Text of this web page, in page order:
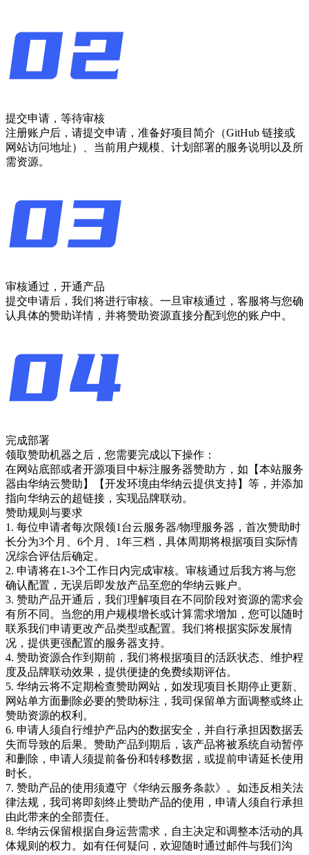
提交申请，等待审核
注册账户后，请提交申请，准备好项目简介（GitHub 链接或
网站访问地址）、当前用户规模、计划部署的服务说明以及所
需资源。
审核通过，开通产品
提交申请后，我们将进行审核。一旦审核通过，客服将与您确
认具体的赞助详情，并将赞助资源直接分配到您的账户中。
完成部署
领取赞助机器之后，您需要完成以下操作：
在网站底部或者开源项目中标注服务器赞助方，如【本站服务
器由华纳云赞助】【开发环境由华纳云提供支持】等，并添加
指向华纳云的超链接，实现品牌联动。
赞助规则与要求
1. 每位申请者每次限领1台云服务器/物理服务器，首次赞助时
长分为3个月、6个月、1年三档，具体周期将根据项目实际情
况综合评估后确定。
2. 申请将在1-3个工作日内完成审核。审核通过后我方将与您
确认配置，无误后即发放产品至您的华纳云账户。
3. 赞助产品开通后，我们理解项目在不同阶段对资源的需求会
有所不同。当您的用户规模增长或计算需求增加，您可以随时
联系我们申请更改产品类型或配置。我们将根据实际发展情
况，提供更强配置的服务器支持。
4. 赞助资源合作到期前，我们将根据项目的活跃状态、维护程
度及品牌联动效果，提供便捷的免费续期评估。
5. 华纳云将不定期检查赞助网站，如发现项目长期停止更新、
网站单方面删除必要的赞助标注，我司保留单方面调整或终止
赞助资源的权利。
6. 申请人须自行维护产品内的数据安全，并自行承担因数据丢
失而导致的后果。赞助产品到期后，该产品将被系统自动暂停
和删除，申请人须提前备份和转移数据，或提前申请延长使用
时长。
7. 赞助产品的使用须遵守 《华纳云服务条款》
。如违反相关法
律法规，我司将即刻终止赞助产品的使用，申请人须自行承担
由此带来的全部责任。
8. 华纳云保留根据自身运营需求，自主决定和调整本活动的具
体规则的权力。如有任何疑问，欢迎随时通过邮件与我们沟